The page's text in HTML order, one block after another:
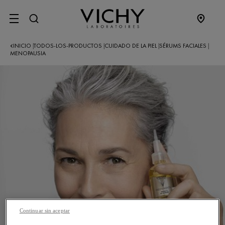
SITE MENU
INICIO TODOS-LOS-PRODUCTOS CUIDADO DE LA PIEL SÉRUMS FACIALES
MENOPAUSIA
Continuar sin aceptar